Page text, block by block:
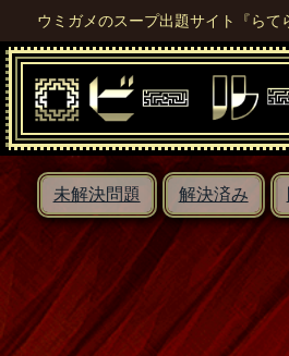
ウミガメのスープ出題サイト『らて
未解決問題 解決済み